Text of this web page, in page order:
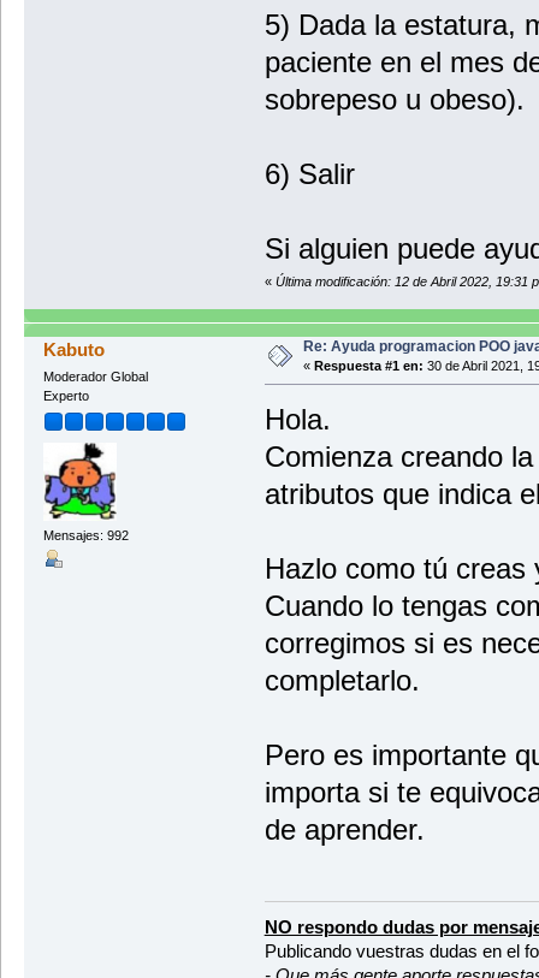
5) Dada la estatura,
paciente en el mes
sobrepeso u
6) Salir
Si alguien puede
« Última modificación: 12 de Abril 2022, 19:31
Kabuto
Moderador Global
Experto
Mensajes: 992
Re: Ayuda programacion POO
« Respuesta #1 en: 30 de Abril 2021,
Hola.
Comienza creando
atributos que indica
Hazlo como tú creas
Cuando lo tengas
corregimos si es
completarlo.
Pero es importante
importa si te
de aprender.
NO respondo dudas por
Publicando vuestras dudas en el